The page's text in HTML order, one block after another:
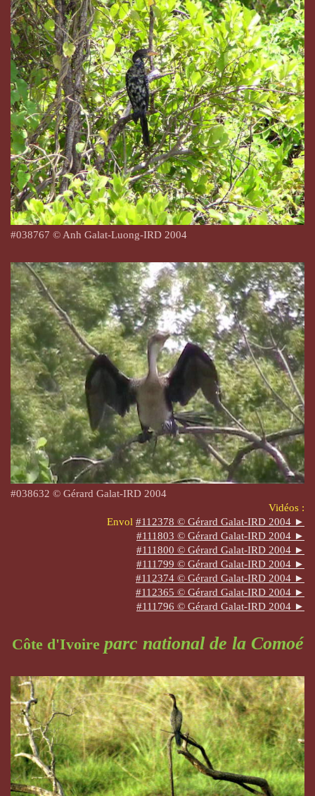
#038767 © Anh Galat-Luong-IRD 2004
#038632 © Gérard Galat-IRD 2004
Vidéos :
Envol #112378 © Gérard Galat-IRD 2004 ►
#111803 © Gérard Galat-IRD 2004 ►
#111800 © Gérard Galat-IRD 2004 ►
#111799 © Gérard Galat-IRD 2004 ►
#112374 © Gérard Galat-IRD 2004 ►
#112365 © Gérard Galat-IRD 2004 ►
#111796 © Gérard Galat-IRD 2004 ►
Côte d'Ivoire parc national de la Comoé